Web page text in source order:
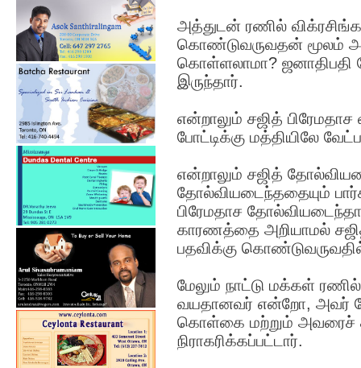
அத்துடன் ரணில்
கொண்டுவருவதன் மூலம்
கொள்ளலாமா? ஜனாதிபதி
இருந்தார்.
என்றாலும் சஜித்
போட்டிக்கு மத்தியிலே
என்றாலும் சஜித்
தோல்வியடைந்ததையும்
பிரேமதாச
காரணத்தை அறியாமல்
பதவிக்கு
மேலும் நாட்டு மக்கள்
வயதானவர் என்றோ, அவர்
கொள்கை மற்றும் அவரைச்
நிராகரிக்கப்பட்டார்.